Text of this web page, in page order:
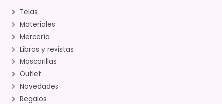
Telas
Materiales
Mercería
Libros y revistas
Mascarillas
Outlet
Novedades
Regalos